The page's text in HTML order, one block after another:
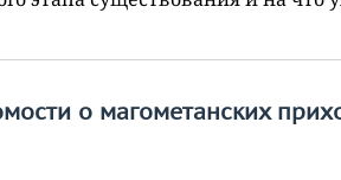
о магометанских